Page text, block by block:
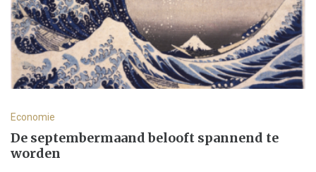
Economie
De septembermaand belooft spannend te
worden